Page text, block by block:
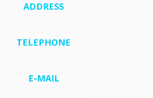
ADDRESS
TELEPHONE
E-MAIL